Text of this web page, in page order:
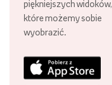
piękniejszych widoków,
które możemy sobie
wyobrazić.